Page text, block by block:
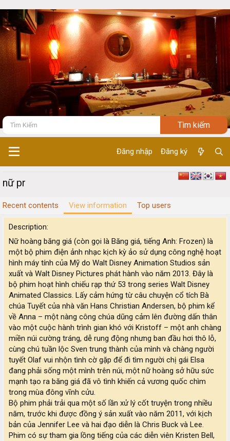
Đăng nhập Đăng ký
nữ pr
Recent contents View information Top users
Description
Nữ hoàng băng giá (còn gọi là Băng giá, tiếng Anh: Frozen) là
một bộ phim điện ảnh nhạc kịch kỳ ảo sử dụng công nghệ hoạt
hình máy tính của Mỹ do Walt Disney Animation Studios sản
xuất và Walt Disney Pictures phát hành vào năm 2013. Đây là
bộ phim hoạt hình chiếu rạp thứ 53 trong series Walt Disney
Animated Classics. Lấy cảm hứng từ câu chuyện cổ tích Bà
chúa Tuyết của nhà văn Hans Christian Andersen, bộ phim kể
về Anna – một nàng công chúa dũng cảm lên đường dấn thân
vào một cuộc hành trình gian khó với Kristoff – một anh chàng
miền núi cường tráng, dễ rung động nhưng ban đầu hơi thô lỗ,
cùng chú tuần lộc Sven trung thành của mình và chàng người
tuyết Olaf vui nhộn tình cờ gặp để đi tìm người chị gái Elsa
đang phải sống một mình trên núi, một nữ hoàng sở hữu sức
mạnh tạo ra băng giá đã vô tình khiến cả vương quốc chìm
trong mùa đông vĩnh cửu.
Bộ phim phải trải qua một số lần xử lý cốt truyện trong nhiều
năm, trước khi được đồng ý sản xuất vào năm 2011, với kịch
bản của Jennifer Lee và hai đạo diễn là Chris Buck và Lee.
Phim có sự tham gia lồng tiếng của các diễn viên Kristen Bell,